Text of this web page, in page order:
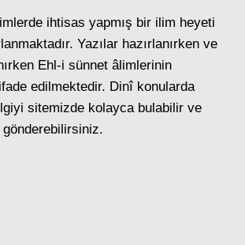
ihtisas yapmış bir ilim heyeti
Yazılar hazırlanırken ve
Ehl-i sünnet âlimlerinin
edilmektedir. Dinî konularda
sitemizde kolayca bulabilir ve